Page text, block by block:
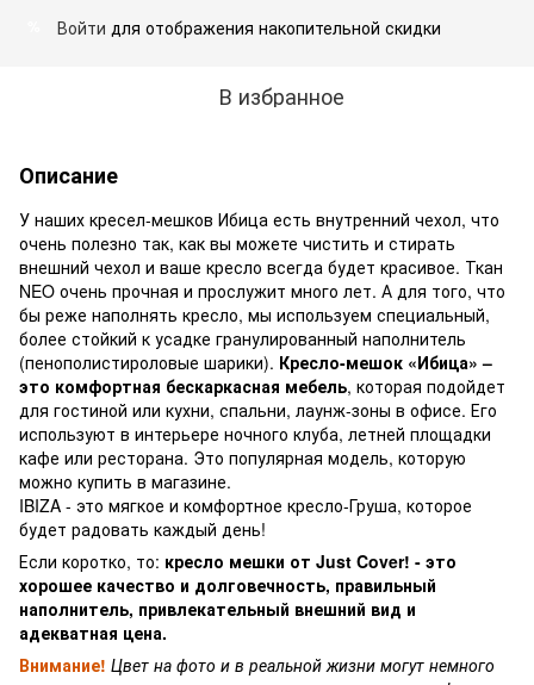
Войти для отображения накопительной скидки
В избранное
Описание
У наших кресел-мешков Ибица есть внутренний чехол, что
очень полезно так, как вы можете чистить и стирать
внешний чехол и ваше кресло всегда будет красивое. Ткан
NEO очень прочная и прослужит много лет. А для того, что
бы реже наполнять кресло, мы используем специальный,
более стойкий к усадке гранулированный наполнитель
(пенополистироловые шарики). Кресло-мешок «Ибица» –
это комфортная бескаркасная мебель, которая подойдет
для гостиной или кухни, спальни, лаунж-зоны в офисе. Его
используют в интерьере ночного клуба, летней площадки
кафе или ресторана. Это популярная модель, которую
можно купить в магазине.
IBIZA - это мягкое и комфортное кресло-Груша, которое
будет радовать каждый день!
Если коротко, то: кресло мешки от Just Cover! - это
хорошее качество и долговечность, правильный
наполнитель, привлекательный внешний вид и
адекватная цена.
Внимание! Цвет на фото и в реальной жизни могут немного